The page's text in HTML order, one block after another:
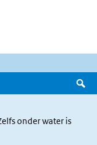
onder water is